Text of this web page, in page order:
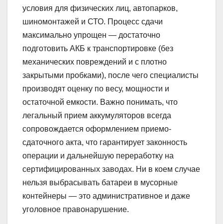
условия для физических лиц, автопарков,
шиномонтажей и СТО. Процесс сдачи
максимально упрощен — достаточно
подготовить АКБ к транспортировке (без
механических повреждений и с плотно
закрытыми пробками), после чего специалисты
производят оценку по весу, мощности и
остаточной емкости. Важно понимать, что
легальный прием аккумуляторов всегда
сопровождается оформлением приемо-
сдаточного акта, что гарантирует законность
операции и дальнейшую переработку на
сертифицированных заводах. Ни в коем случае
нельзя выбрасывать батареи в мусорные
контейнеры — это административное и даже
уголовное правонарушение.